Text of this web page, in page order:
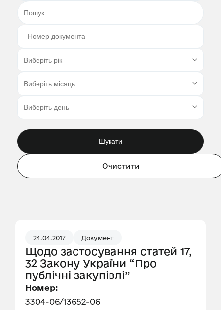
Шукати
Очистити
24.04.2017 Документ
Щодо застосування статей 17,
32 Закону України “Про
публічні закупівлі”
Номер:
3304-06/13652-06